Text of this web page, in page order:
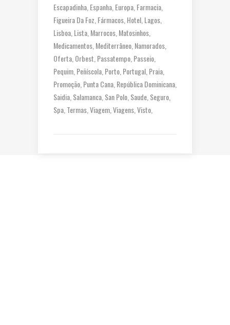
Escapadinha Espanha Europa Farmacia
Figueira Da Foz Fármacos Hotel Lagos
Lisboa Lista Marrocos Matosinhos
Medicamentos Mediterrâneo Namorados
Oferta Orbest Passatempo Passeio
Pequim Peñíscola Porto Portugal Praia
Promoção Punta Cana República Dominicana
Saidia Salamanca San Polo Saude Seguro
Spa Termas Viagem Viagens Visto